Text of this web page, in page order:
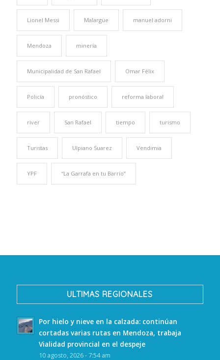
Lionel Messi Malargüe manuel adorni
Mendoza minería
Municipalidad de San Rafael Omar Félix
Policía pronóstico reforma laboral
river San Rafael tiempo turismo
Turistas Ulpiano Suarez Vendimia
YPF “La Garrafa en tu Barrio”
ULTIMAS REGIONALES
Por hielo y nieve en la calzada: continúan
cortadas varias rutas en Mendoza, trabaja
Vialidad provincial en el despeje
10 agosto, 2026 - 7:54 am